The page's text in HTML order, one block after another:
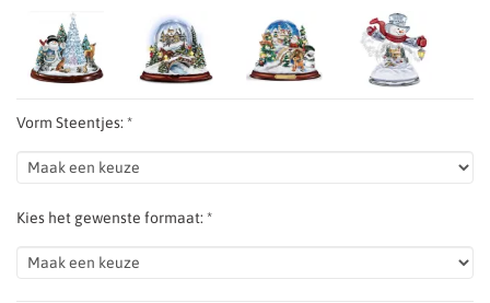
Vorm Steentjes: *
Kies het gewenste formaat: *